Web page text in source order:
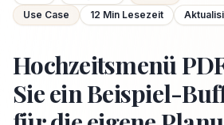
Use Case
12 Min Lesezeit
Hochzeitsmenü
Sie ein Beispiel-